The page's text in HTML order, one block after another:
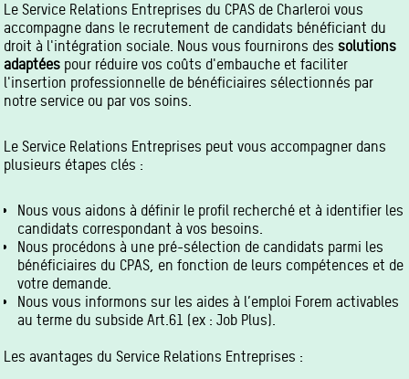
Le Service Relations Entreprises du CPAS de Charleroi vous
accompagne dans le recrutement de candidats bénéficiant du
droit à l'intégration sociale. Nous vous fournirons dessolutions
adaptées pour réduire vos coûts d'embauche et faciliter
l'insertion professionnelle de bénéficiaires sélectionnés par
notre service ou par vos soins.
Le Service Relations Entreprises peut vous accompagner dans
plusieurs étapes clés :
Nous vous aidons à définir le profil recherché et à identifier les
candidats correspondant à vos besoins.
Nous procédons à une pré-sélection de candidats parmi les
bénéficiaires du CPAS, en fonction de leurs compétences et de
votre demande.
Nous vous informons sur les aides à l’emploi Forem activables
au terme du subside Art.61 (ex : Job Plus).
Les avantages du Service Relations Entreprises :